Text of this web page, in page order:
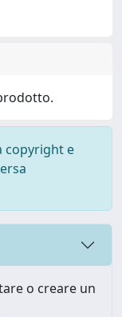
copyright e
o creare un